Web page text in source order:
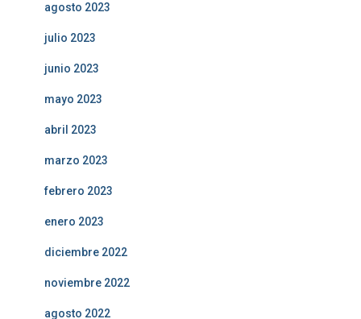
agosto 2023
julio 2023
junio 2023
mayo 2023
abril 2023
marzo 2023
febrero 2023
enero 2023
diciembre 2022
noviembre 2022
agosto 2022